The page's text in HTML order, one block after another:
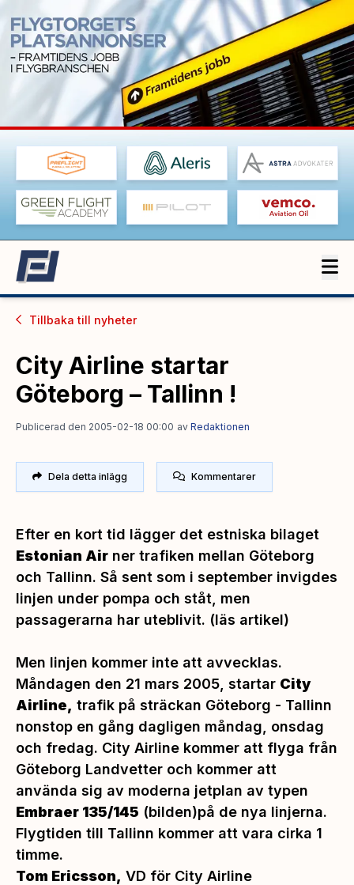
Tillbaka till nyheter
City Airline startar
Göteborg – Tallinn !
Publicerad den 2005-02-18 00:00 av Redaktionen
Dela detta inlägg Kommentarer
Efter en kort tid lägger det estniska bilaget
Estonian Air ner trafiken mellan Göteborg
och Tallinn. Så sent som i september invigdes
linjen under pompa och ståt, men
passagerarna har uteblivit. (läs artikel)
Men linjen kommer inte att avvecklas.
Måndagen den 21 mars 2005, startar City
Airline, trafik på sträckan Göteborg - Tallinn
nonstop en gång dagligen måndag, onsdag
och fredag. City Airline kommer att flyga från
Göteborg Landvetter och kommer att
använda sig av moderna jetplan av typen
Embraer 135/145 (bilden)på de nya linjerna.
Flygtiden till Tallinn kommer att vara cirka 1
timme.
Tom Ericsson, VD för City Airline